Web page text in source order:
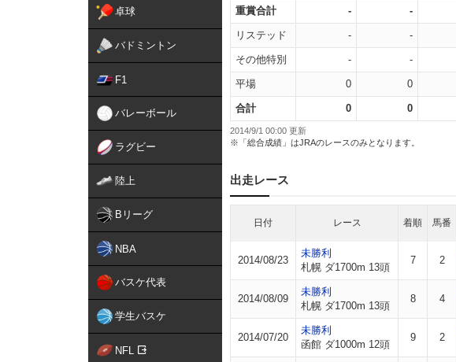
卓球
バドミントン
F1
バレーボール
ラグビー
陸上
Bリーグ
NBA
バスケ代表
学生バスケ
NFL
重賞合計 - -
リステッド - -
その他特別 - -
平場 0 0
合計 0 0
2014/9/1 00:00 更新
※「総合成績」はJRAのレースのみとなります。
出走レース
日付 レース 着順 馬番
2014/08/23
未勝利
札幌 ダ1700m 13頭
7 2
2014/08/09
未勝利
札幌 ダ1700m 13頭
8 4
2014/07/20
未勝利
函館 ダ1000m 12頭
9 2